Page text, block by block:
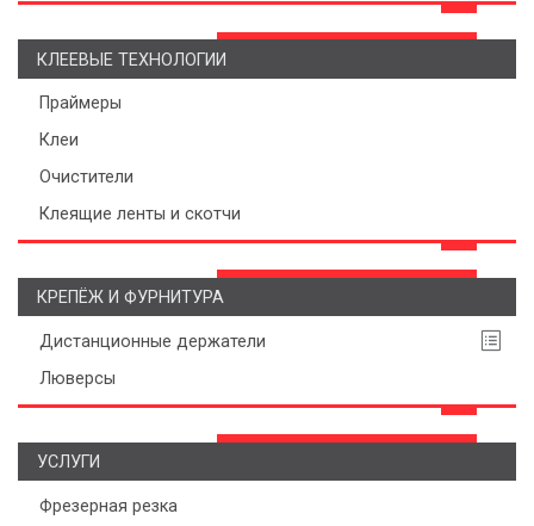
КЛЕЕВЫЕ ТЕХНОЛОГИИ
Праймеры
Клеи
Очистители
Клеящие ленты и скотчи
КРЕПЁЖ И ФУРНИТУРА
Дистанционные держатели
Люверсы
УСЛУГИ
Фрезерная резка